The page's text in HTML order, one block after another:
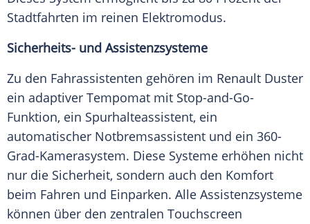
Stadtfahrten im reinen Elektromodus.
Sicherheits- und Assistenzsysteme
Zu den Fahrassistenten gehören im Renault Duster
ein adaptiver Tempomat mit Stop-and-Go-
Funktion, ein Spurhalteassistent, ein
automatischer Notbremsassistent und ein 360-
Grad-Kamerasystem. Diese Systeme erhöhen nicht
nur die Sicherheit, sondern auch den Komfort
beim Fahren und Einparken. Alle Assistenzsysteme
können über den zentralen Touchscreen